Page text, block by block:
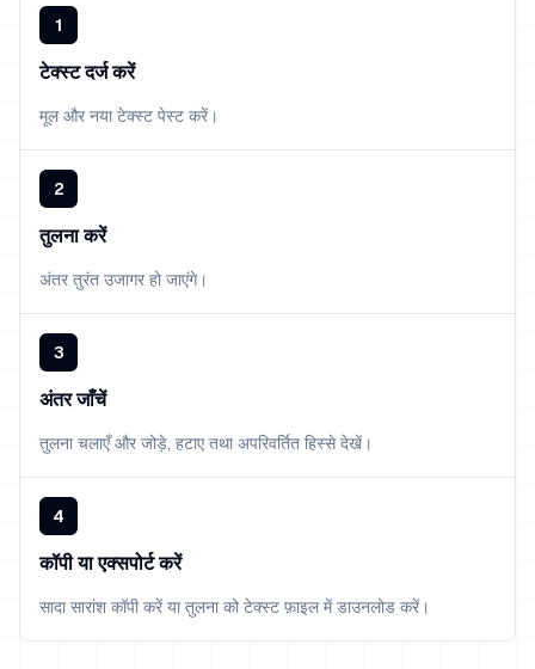
1
टेक्स्ट दर्ज करें
मूल और नया टेक्स्ट पेस्ट करें।
2
तुलना करें
अंतर तुरंत उजागर हो जाएंगे।
3
अंतर जाँचें
तुलना चलाएँ और जोड़े, हटाए तथा अपरिवर्तित हिस्से देखें।
4
कॉपी या एक्सपोर्ट करें
सादा सारांश कॉपी करें या तुलना को टेक्स्ट फ़ाइल में डाउनलोड करें।